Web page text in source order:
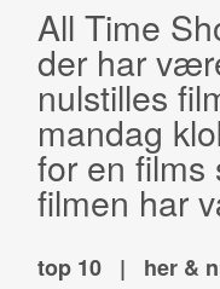
All Time
der har
nulstilles
mandag
for en films
filmen har
top 10 | her &